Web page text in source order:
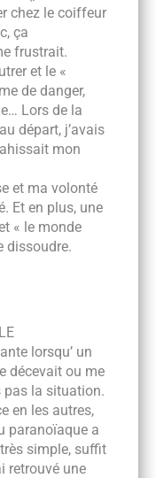
chez le coiffeur
ça
frustrait.
et le «
de danger,
Lors de la
départ, j’avais
mon
et ma volonté
Et en plus, une
« le monde
dissoudre.
lorsqu’ un
décevait ou me
pas la situation.
en les autres,
paranoïaque a
simple, suffit
retrouvé une